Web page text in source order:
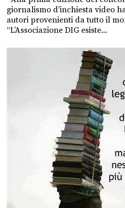
giornalismo d’inchiesta video
autori provenienti da tutto il
“L’Associazione DIG esiste...